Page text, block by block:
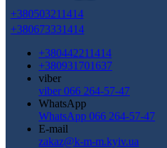
+380503211414
+380673331414
+380442211414
+380931701637
viber
viber 066 264-57-47
WhatsApp
WhatsApp 066 264-57-47
E-mail
zakaz@k-m-m.kyiv.ua